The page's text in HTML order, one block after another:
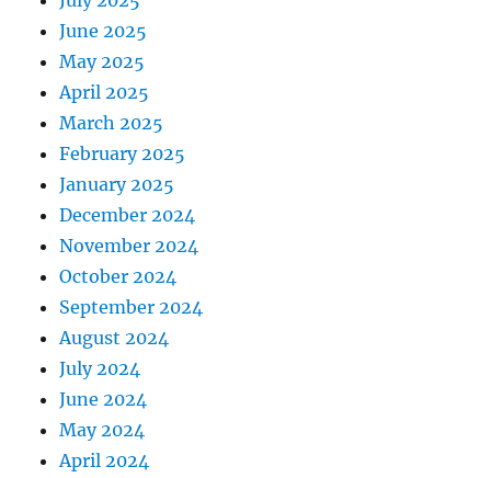
June 2025
May 2025
April 2025
March 2025
February 2025
January 2025
December 2024
November 2024
October 2024
September 2024
August 2024
July 2024
June 2024
May 2024
April 2024